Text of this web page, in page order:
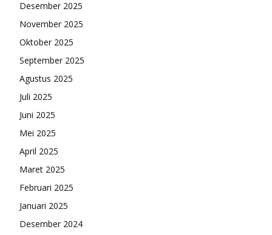
Desember 2025
November 2025
Oktober 2025
September 2025
Agustus 2025
Juli 2025
Juni 2025
Mei 2025
April 2025
Maret 2025
Februari 2025
Januari 2025
Desember 2024